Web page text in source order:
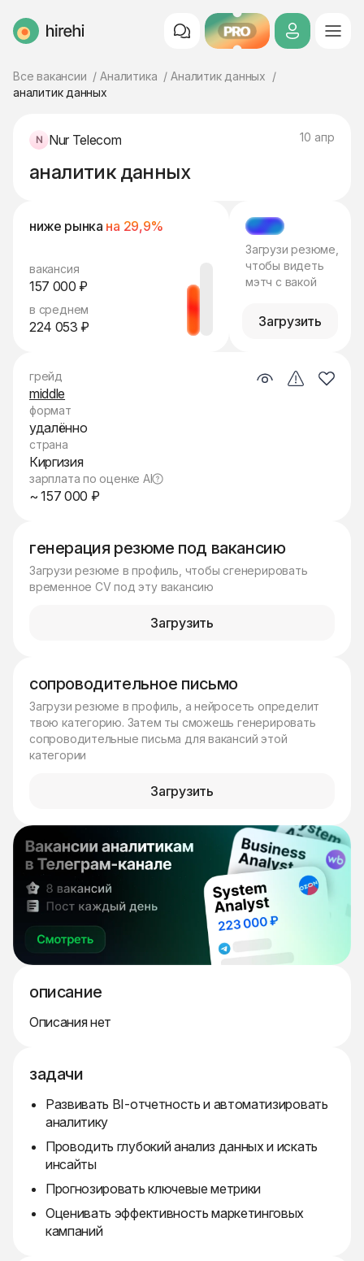
HireHi PRO
Все вакансии Аналитика
Аналитик данных
аналитик данных
Nur Telecom 10 апр
аналитик данных
ниже рынка на 29,9%
вакансия
157 000 ₽
в среднем
224 053 ₽
МЭТЧ
Загрузи резюме,
чтобы видеть
мэтч с вакой
Загрузить
генерация резюме под вакансию
Загрузи резюме в профиль, чтобы сгенерировать
временное CV под эту вакансию
Загрузить
сопроводительное письмо
Загрузи резюме в профиль, а нейросеть определит
твою категорию. Затем ты сможешь генерировать
сопроводительные письма для вакансий этой
категории
Загрузить
описание
Описания нет
задачи
Развивать BI-отчетность и автоматизировать
аналитику
Проводить глубокий анализ данных и искать
инсайты
Прогнозировать ключевые метрики
Оценивать эффективность маркетинговых
кампаний
грейд
middle
формат
удалённо
страна
Киргизия
зарплата по оценке AI
~ 157 000 ₽